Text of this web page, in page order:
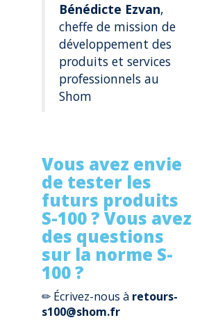
Bénédicte Ezvan,
cheffe de mission de
développement des
produits et services
professionnels au
Shom
Vous avez envie
de tester les
futurs produits
S-100 ? Vous avez
des questions
sur la norme S-
100 ?
✏ Écrivez-nous à retours-
s100@shom.fr